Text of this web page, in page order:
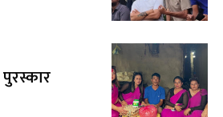
पुरस्कार